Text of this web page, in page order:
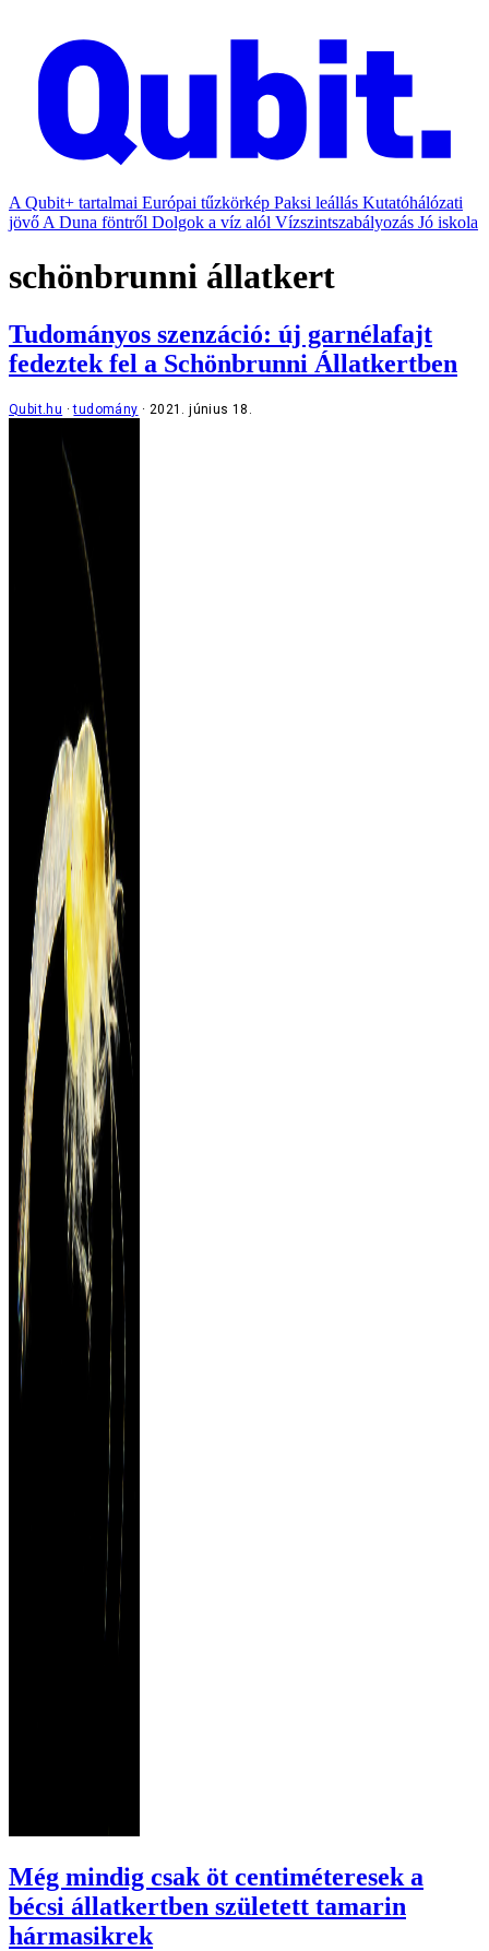
A Qubit+ tartalmai Európai tűzkörkép Paksi leállás Kutatóhálózati
jövő A Duna föntről Dolgok a víz alól Vízszintszabályozás Jó iskola
schönbrunni állatkert
Tudományos szenzáció: új garnélafajt
fedeztek fel a Schönbrunni Állatkertben
Qubit.hu tudomány 2021. június 18.
Még mindig csak öt centiméteresek a
bécsi állatkertben született tamarin
hármasikrek